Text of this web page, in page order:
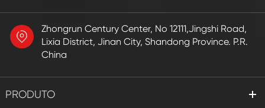
Zhongrun Century Center, No 12111,Jingshi Road,
Lixia District, Jinan City, Shandong Province. P.R.
China
PRODUTO